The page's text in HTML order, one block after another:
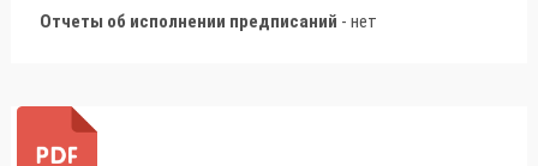
Отчеты об исполнении предписаний - нет